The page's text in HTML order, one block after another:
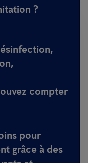
?
,
compter
pour
grâce à des